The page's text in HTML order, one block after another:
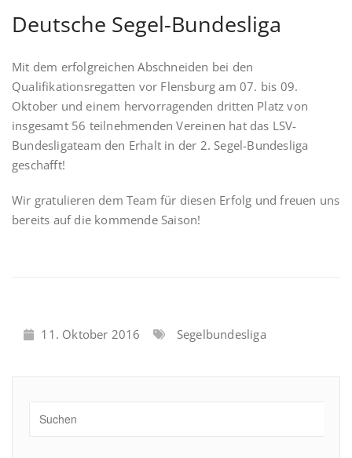
Deutsche Segel-Bundesliga
Mit dem erfolgreichen Abschneiden bei den
Qualifikationsregatten vor Flensburg am 07. bis 09.
Oktober und einem hervorragenden dritten Platz von
insgesamt 56 teilnehmenden Vereinen hat das LSV-
Bundesligateam den Erhalt in der 2. Segel-Bundesliga
geschafft!
Wir gratulieren dem Team für diesen Erfolg und freuen uns
bereits auf die kommende Saison!
11. Oktober 2016 Segelbundesliga